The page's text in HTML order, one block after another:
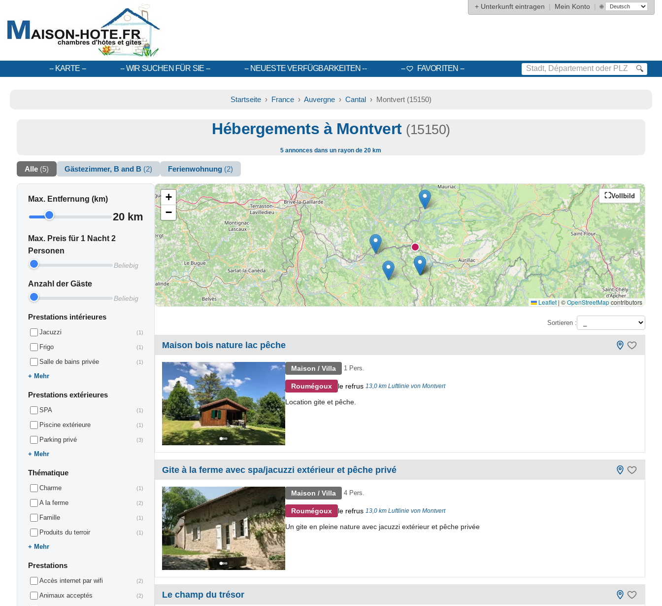
+ Unterkunft eintragen | Mein Konto | 🌐
KARTE WIR SUCHEN FÜR SIE NEUESTE VERFÜGBARKEITEN FAVORITEN 🔍
Startseite› France› Auvergne› Cantal› Montvert (15150)
Hébergements à Montvert (15150)
5 annonces dans un rayon de 20 km
Alle (5) Gästezimmer, B and B (2) Ferienwohnung (2)
Max. Entfernung (km)
20 km
Max. Preis für 1 Nacht 2
Personen
Beliebig
Anzahl der Gäste
Beliebig
Prestations intérieures
Jacuzzi (1)
Frigo (1)
Salle de bains privée (1)
Mehr
Prestations extérieures
SPA (1)
Piscine extérieure (1)
Parking privé (3)
Mehr
Thématique
Charme (1)
A la ferme (2)
Famille (1)
Produits du terroir (1)
Mehr
Prestations
Accès internet par wifi (2)
Animaux acceptés (2)
Vollbild
+
−
Leaflet | ©OpenStreetMapcontributors
Sortieren :
Maison bois nature lac pêche
Maison / Villa 1 Pers.
Roumégoux le refrus 13,0 km Luftlinie von Montvert
Location gite et pêche.
Gite à la ferme avec spa/jacuzzi extérieur et pêche privé
Maison / Villa 4 Pers.
Roumégoux le refrus 13,0 km Luftlinie von Montvert
Un gite en pleine nature avec jacuzzi extérieur et pêche privée
Le champ du trésor